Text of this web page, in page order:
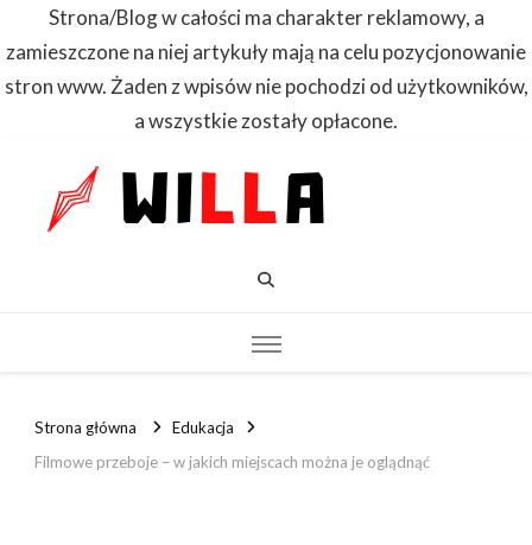
Strona/Blog w całości ma charakter reklamowy, a
zamieszczone na niej artykuły mają na celu pozycjonowanie
stron www. Żaden z wpisów nie pochodzi od użytkowników,
a wszystkie zostały opłacone.
Strona główna
Edukacja
Filmowe przeboje – w jakich miejscach można je oglądnąć